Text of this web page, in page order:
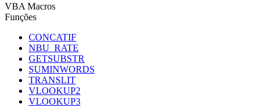
VBA Macros
Funções
CONCATIF
NBU_RATE
GETSUBSTR
SUMINWORDS
TRANSLIT
VLOOKUP2
VLOOKUP3